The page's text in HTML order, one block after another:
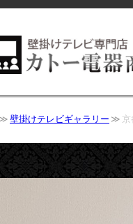
壁掛けテレビギャラリー